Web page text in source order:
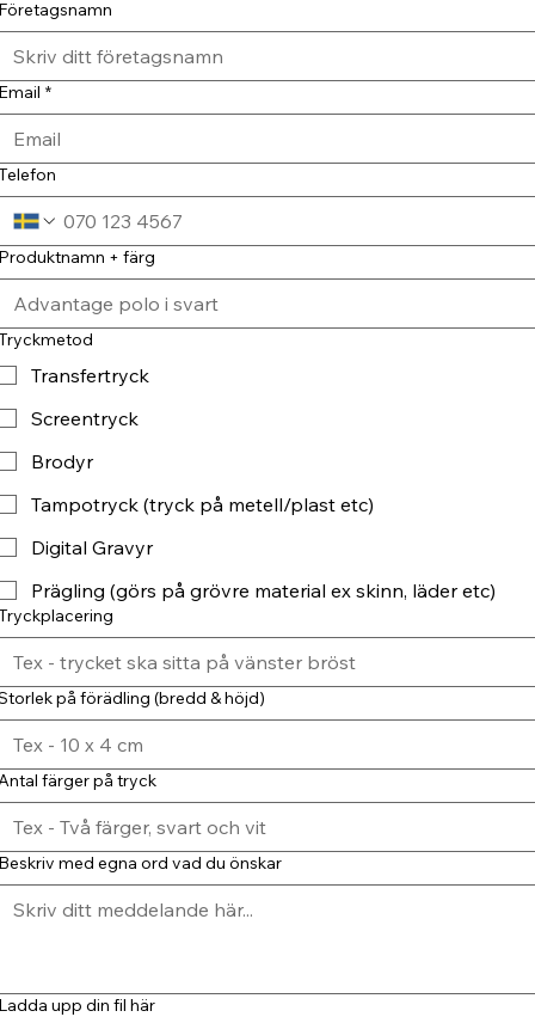
*
+ färg
Transfertryck
Screentryck
Brodyr
Tampotryck (tryck på metell/plast etc)
Digital Gravyr
Prägling (görs på grövre material ex skinn, läder etc)
på förädling (bredd & höjd)
färger på tryck
med egna ord vad du önskar
upp din fil här